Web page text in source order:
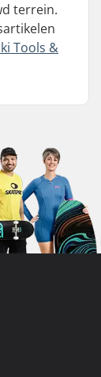
terrein.
Tools &